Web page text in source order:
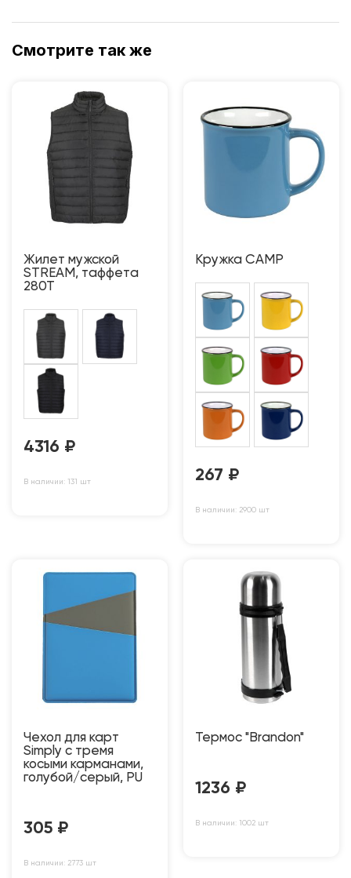
Смотрите так же
Жилет мужской
STREAM, таффета
280Т
4316 ₽
В наличии: 131 шт
Кружка CAMP
267 ₽
В наличии: 2900 шт
Чехол для карт
Simply с тремя
косыми карманами,
голубой/серый, PU
305 ₽
В наличии: 2773 шт
Термос "Brandon"
1236 ₽
В наличии: 1002 шт